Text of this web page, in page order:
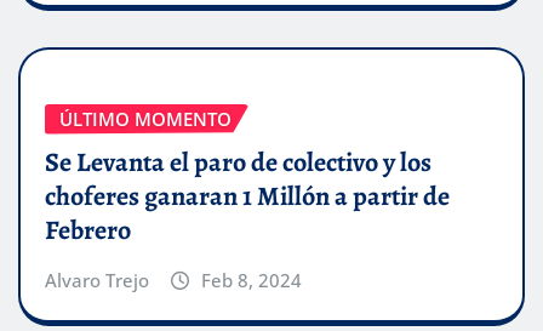
ÚLTIMO MOMENTO
Se Levanta el paro de colectivo y los
choferes ganaran 1 Millón a partir de
Febrero
Alvaro Trejo Feb 8, 2024